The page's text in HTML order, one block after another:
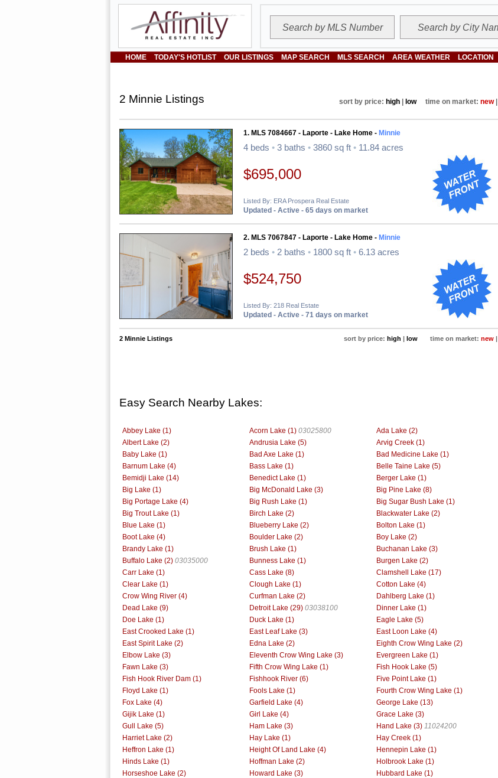
HOME TODAY'S HOTLIST OUR LISTINGS MAP SEARCH MLS SEARCH AREA WEATHER LOCATION
2 Minnie Listings sort by price: high lowtime on market: new|
1. MLS 7084667 - Laporte - Lake Home - Minnie
4 beds • 3 baths • 3860 sq ft • 11.84 acres
$695,000
Listed By: ERA Prospera Real Estate
Updated - Active - 65 days on market
2. MLS 7067847 - Laporte - Lake Home - Minnie
2 beds • 2 baths • 1800 sq ft • 6.13 acres
$524,750
Listed By: 218 Real Estate
Updated - Active - 71 days on market
2 Minnie Listings sort by price: high | low time on market: new |
Easy Search Nearby Lakes:
Abbey Lake (1) Acorn Lake (1) 03025800
Ada Lake (2)
Albert Lake (2)
Andrusia Lake (5)
Arvig Creek (1)
Baby Lake (1)
Bad Axe Lake (1)
Bad Medicine Lake (1)
Barnum Lake (4)
Bass Lake (1)
Belle Taine Lake (5)
Bemidji Lake (14)
Benedict Lake (1)
Berger Lake (1)
Big Lake (1)
Big McDonald Lake (3)
Big Pine Lake (8)
Big Portage Lake (4)
Big Rush Lake (1)
Big Sugar Bush Lake (1)
Big Trout Lake (1)
Birch Lake (2)
Blackwater Lake (2)
Blue Lake (1)
Blueberry Lake (2)
Bolton Lake (1)
Boot Lake (4)
Boulder Lake (2)
Boy Lake (2)
Brandy Lake (1)
Brush Lake (1)
Buchanan Lake (3)
Buffalo Lake (2) 03035000 Bunness Lake (1)
Burgen Lake (2)
Carr Lake (1)
Cass Lake (8)
Clamshell Lake (17)
Clear Lake (1)
Clough Lake (1)
Cotton Lake (4)
Crow Wing River (4)
Curfman Lake (2)
Dahlberg Lake (1)
Dead Lake (9)
Detroit Lake (29) 03038100
Dinner Lake (1)
Doe Lake (1)
Duck Lake (1)
Eagle Lake (5)
East Crooked Lake (1)
East Leaf Lake (3)
East Loon Lake (4)
East Spirit Lake (2)
Edna Lake (2)
Eighth Crow Wing Lake (2)
Elbow Lake (3)
Eleventh Crow Wing Lake (3)
Evergreen Lake (1)
Fawn Lake (3)
Fifth Crow Wing Lake (1)
Fish Hook Lake (5)
Fish Hook River Dam (1)
Fishhook River (6)
Five Point Lake (1)
Floyd Lake (1)
Fools Lake (1)
Fourth Crow Wing Lake (1)
Fox Lake (4)
Garfield Lake (4)
George Lake (13)
Gijik Lake (1)
Girl Lake (4)
Grace Lake (3)
Gull Lake (5)
Ham Lake (3) Hand Lake (3) 11024200
Harriet Lake (2)
Hay Lake (1)
Hay Creek (1)
Heffron Lake (1)
Height Of Land Lake (4)
Hennepin Lake (1)
Hinds Lake (1)
Hoffman Lake (2)
Holbrook Lake (1)
Horseshoe Lake (2)
Howard Lake (3)
Hubbard Lake (1)